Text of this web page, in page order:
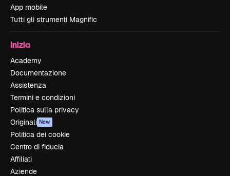
App mobile
Tutti gli strumenti Magnific
Inizia
Academy
Documentazione
Assistenza
Termini e condizioni
Politica sulla privacy
Originali New
Politica dei cookie
Centro di fiducia
Affiliati
Aziende